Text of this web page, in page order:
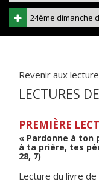
24ème dimanche
Revenir aux
LECTURES
PREMIÈRE
« Pardonne à ton
à ta prière, tes
28, 7)
Lecture du livre de